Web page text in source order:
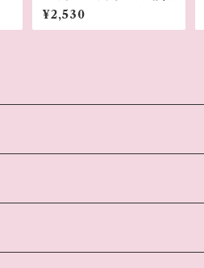
用ネックレス）
¥2,530